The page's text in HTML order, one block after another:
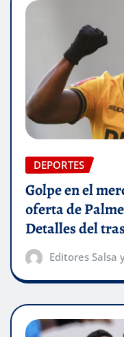
DEPORTES
Golpe en el
oferta de
Detalles del
Editores Salsa